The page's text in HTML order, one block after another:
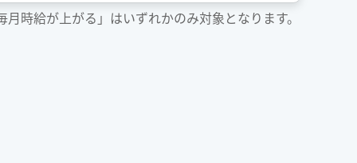
時給が上がる」はいずれかのみ対象となります。